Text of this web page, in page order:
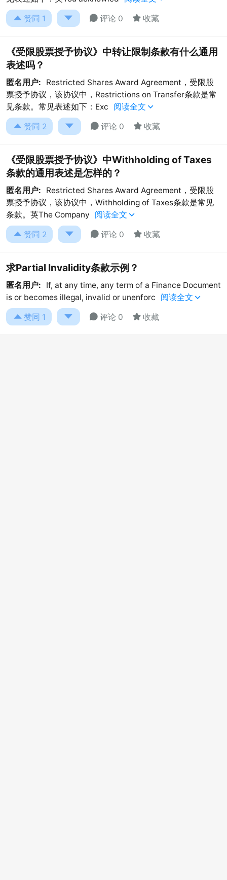
 赞同 1   评论 0  收藏
《受限股票授予协议》中转让限制条款有什么通用
表述吗？
匿名用户:
Restricted Shares Award Agreement，受限股
票授予协议，该协议中，Restrictions on Transfer条款是常
见条款。常见表述如下：Exc
阅读全文 
 赞同 2   评论 0  收藏
《受限股票授予协议》中Withholding of Taxes
条款的通用表述是怎样的？
匿名用户:
​Restricted Shares Award Agreement，受限股
票授予协议，该协议中，Withholding of Taxes条款是常见
条款。英The Company
阅读全文 
 赞同 2   评论 0  收藏
求Partial Invalidity条款示例？
匿名用户:
If, at any time, any term of a Finance Document
is or becomes illegal, invalid or unenforc
阅读全文 
 赞同 1   评论 0  收藏